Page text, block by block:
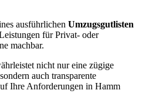
ausführlichen Umzugsgutlisten
für Privat- oder
machbar.
nicht nur eine zügige
auch transparente
Ihre Anforderungen in Hamm